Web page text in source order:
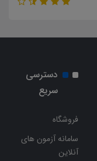
دسترسی
سریع
فروشگاه
سامانه آزمون های
آنلاین